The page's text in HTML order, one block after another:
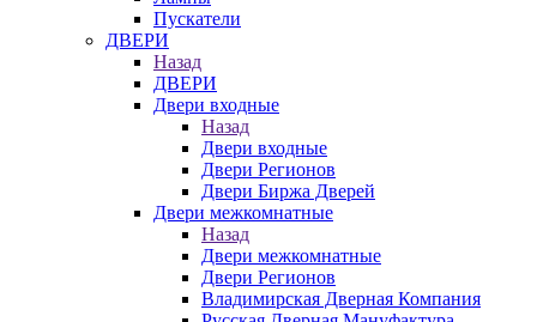
Пускатели
ДВЕРИ
Назад
ДВЕРИ
Двери входные
Назад
Двери входные
Двери Регионов
Двери Биржа Дверей
Двери межкомнатные
Назад
Двери межкомнатные
Двери Регионов
Владимирская Дверная Компания